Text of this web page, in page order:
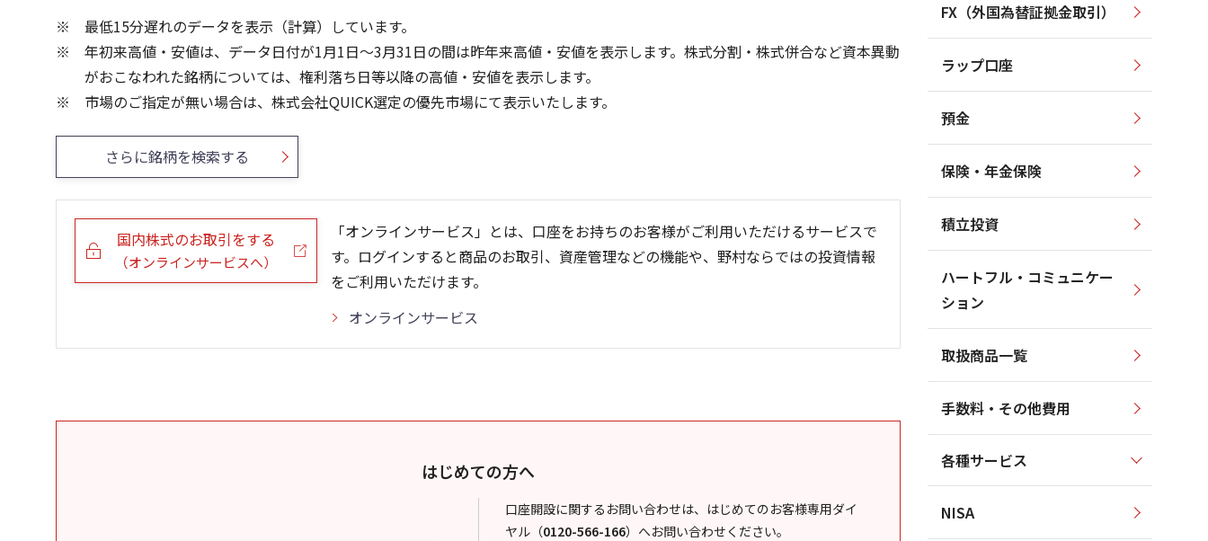
13週移動平均 26週移動平均 出来高
1,400
40
60
5ヶ月移動平均 25ヶ月移動平均 出来高
20
30
最低15分遅れのデータを表示（計算）しています。
年初来高値・安値は、データ日付が1月1日～3月31日の間は昨年来高値・安値を表示します。株式分割・株式併合など資本異動
がおこなわれた銘柄については、権利落ち日等以降の高値・安値を表示します。
市場のご指定が無い場合は、株式会社QUICK選定の優先市場にて表示いたします。
さらに銘柄を検索する
国内株式のお取引をする
（オンラインサービスへ）
「オンラインサービス」とは、口座をお持ちのお客様がご利用いただけるサービスで
す。ログインすると商品のお取引、資産管理などの機能や、野村ならではの投資情報
をご利用いただけます。
オンラインサービス
はじめての方へ
口座開設に関するお問い合わせは、はじめてのお客様専用ダイ
ヤル （0120-566-166） へお問い合わせください。
FX（外国為替証拠金取引）
ラップ口座
預金
保険・年金保険
積立投資
ハートフル・コミュニケー
ション
取扱商品一覧
手数料・その他費用
各種サービス
NISA